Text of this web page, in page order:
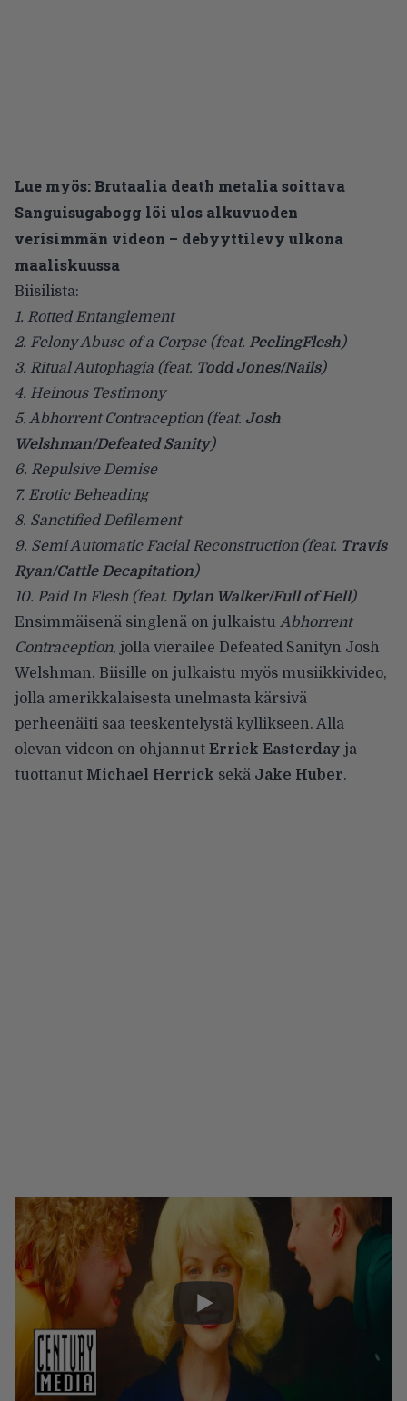
Lue myös: Brutaalia death metalia soittava
Sanguisugabogg löi ulos alkuvuoden
verisimmän videon – debyyttilevy ulkona
maaliskuussa
Biisilista:
1. Rotted Entanglement
2. Felony Abuse of a Corpse (feat. PeelingFlesh)
3. Ritual Autophagia (feat. Todd Jones/Nails)
4. Heinous Testimony
5. Abhorrent Contraception (feat. Josh
Welshman/Defeated Sanity)
6. Repulsive Demise
7. Erotic Beheading
8. Sanctified Defilement
9. Semi Automatic Facial Reconstruction (feat. Travis
Ryan/Cattle Decapitation)
10. Paid In Flesh (feat. Dylan Walker/Full of Hell)
Ensimmäisenä singlenä on julkaistu Abhorrent
Contraception, jolla vierailee Defeated Sanityn Josh
Welshman. Biisille on julkaistu myös musiikkivideo,
jolla amerikkalaisesta unelmasta kärsivä
perheenäiti saa teeskentelystä kyllikseen. Alla
olevan videon on ohjannut Errick Easterday ja
tuottanut Michael Herrick sekä Jake Huber.